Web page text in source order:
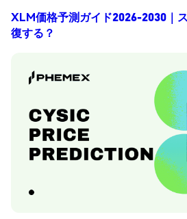
XLM価格予測ガイド2026-2030｜
復する？